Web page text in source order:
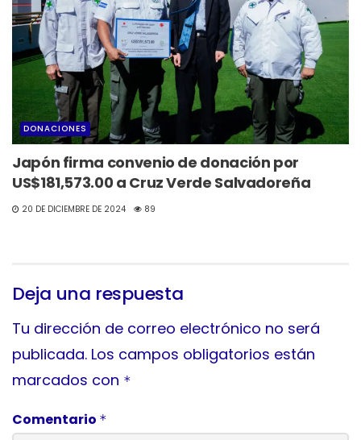
DONACIONES
Japón firma convenio de donación por
US$181,573.00 a Cruz Verde Salvadoreña
20 DE DICIEMBRE DE 2024 89
Deja una respuesta
Tu dirección de correo electrónico no será
publicada. Los campos obligatorios están
marcados con *
Comentario *